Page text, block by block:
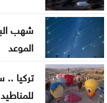
شهب
الموعد
تركيا ..
للمناطيد